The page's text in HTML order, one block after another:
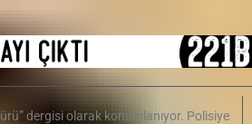
dergisi olarak konumlanıyor. Polisiye